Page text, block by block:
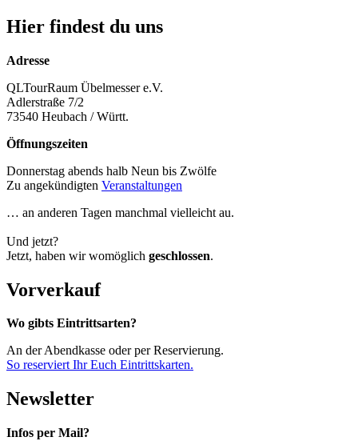
Hier findest du uns
Adresse
QLTourRaum Übelmesser e.V.
Adlerstraße 7/2
73540 Heubach / Württ.
Öffnungszeiten
Donnerstag abends halb Neun bis Zwölfe
Zu angekündigten Veranstaltungen
… an anderen Tagen manchmal vielleicht au.
Und jetzt?
Jetzt, haben wir womöglich geschlossen.
Vorverkauf
Wo gibts Eintrittsarten?
An der Abendkasse oder per Reservierung.
So reserviert Ihr Euch Eintrittskarten.
Newsletter
Infos per Mail?